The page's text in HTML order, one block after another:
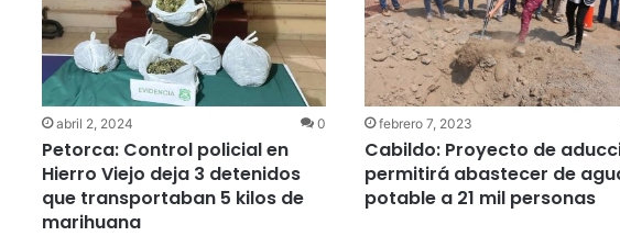
abril 2, 2024 0
Petorca: Control policial en
Hierro Viejo deja 3 detenidos
que transportaban 5 kilos de
marihuana
febrero 7, 2023
Cabildo: Proyecto de
permitirá abastecer de
potable a 21 mil personas